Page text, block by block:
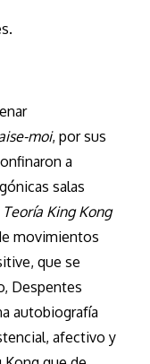
moi, por sus
a
salas
Teoría King Kong
movimientos
que se
Despentes
autobiografía
afectivo y